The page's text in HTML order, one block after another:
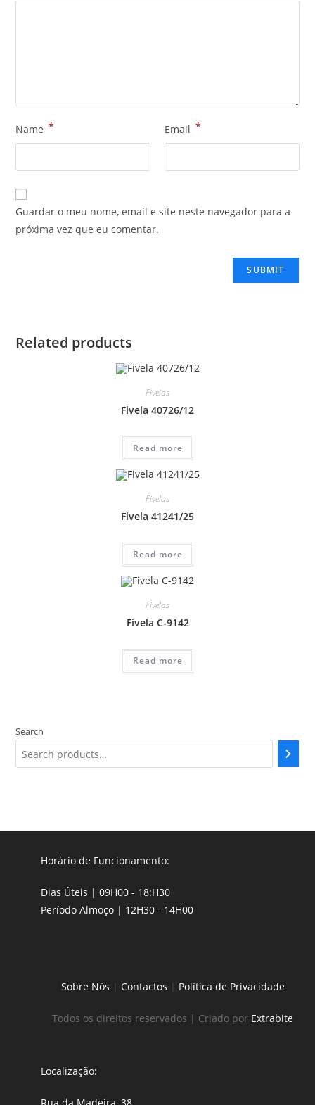
Name * Email *
Guardar o meu nome, email e site neste navegador para a
próxima vez que eu comentar.
Related products
Fivelas
Fivela 40726/12
Read more
Fivelas
Fivela 41241/25
Read more
Fivelas
Fivela C-9142
Read more
Search
Horário de Funcionamento:
Dias Úteis | 09H00 - 18:H30
Período Almoço | 12H30 - 14H00
Sobre Nós | Contactos | Política de Privacidade
Todos os direitos reservados | Criado por Extrabite
Localização: